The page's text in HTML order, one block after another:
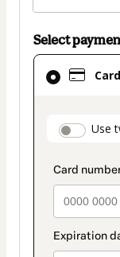
Select
Card
Use
Card
selected
method